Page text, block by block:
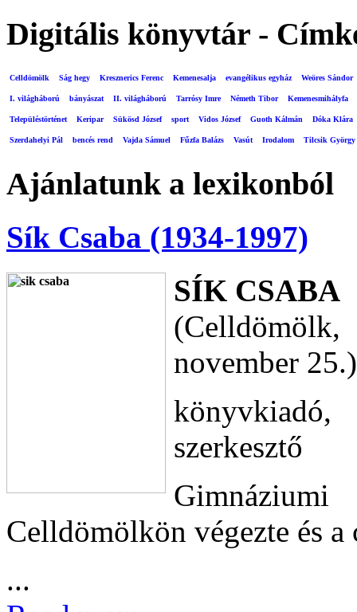
Digitális könyvtár -
Celldömölk Ság hegy Kresznerics Ferenc Kemenesalja evangélikus egyház Weöres Sándor
I. világháború bányászat II. világháború Tarrósy Imre Németh Tibor Kemenesmihályfa
Településtörténet Keripar Sükösd József sport Vidos József Guoth Kálmán Dóka Klára
Szerdahelyi Pál bencés rend Vajda Sámuel Fűzfa Balázs Vasút Irodalom Tilcsik György
Ajánlatunk a lexikonból
Sík Csaba (1934-1997)
SÍK CSABA
november 25.)
szerkesztő
Celldömölkön végezte és
...